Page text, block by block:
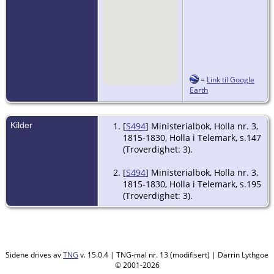
= Link til Google
Earth
Kilder [S494] Ministerialbok, Holla nr. 3,
1815-1830, Holla i Telemark, s.147
(Troverdighet: 3).
[S494] Ministerialbok, Holla nr. 3,
1815-1830, Holla i Telemark, s.195
(Troverdighet: 3).
Sidene drives avTNG v. 15.0.4 | TNG-mal nr. 13 (modifisert) | Darrin Lythgoe
© 2001-2026